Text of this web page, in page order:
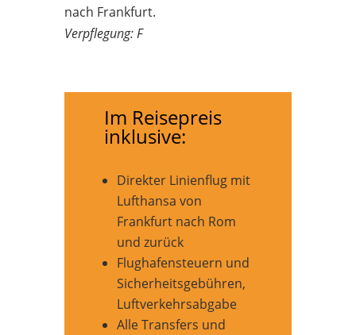
nach Frankfurt.
Verpflegung: F
Im Reisepreis
inklusive:
Direkter Linienflug mit
Lufthansa von
Frankfurt nach Rom
und zurück
Flughafensteuern und
Sicherheitsgebühren,
Luftverkehrsabgabe
Alle Transfers und